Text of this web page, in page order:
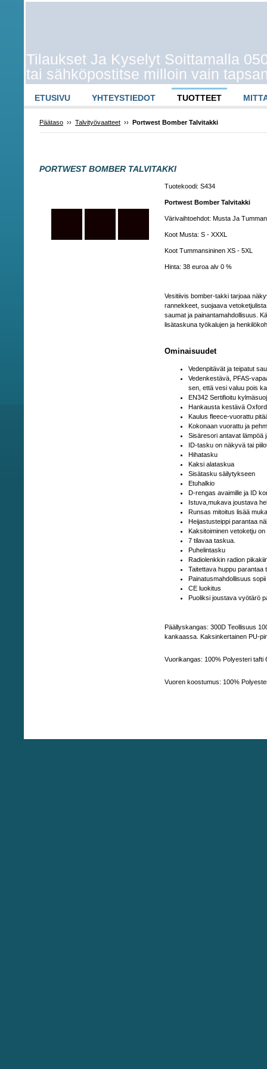
Tilaukset Ja Kyselyt Soittamalla
tai sähköpostitse milloin vain
ETUSIVU YHTEYSTIEDOT TUOTTEET
Päätaso ›› Talvityövaatteet ›› Portwest Bomber Talvitakki
PORTWEST BOMBER TALVITAKKI
Tuotekoodi: S434
Portwest Bomber Talvitakki
Värivaihtoehdot: Musta Ja
Koot Musta: S - XXXL
Koot Tummansininen XS - 5XL
Hinta: 38 euroa alv 0 %
Vesitiivis bomber-takki tarjoaa
rannekkeet, suojaava
saumat ja painantamahdollisuus.
lisätaskuna työkalujen ja
Ominaisuudet
Vedenpitävät ja teipatut
Vedenkestävä, PFAS-
sen, että vesi valuu pois
EN342 Sertifioitu
Hankausta kestävä
Kaulus fleece-vuorattu
Kokonaan vuorattu ja
Sisäresori antavat lämpöä
ID-tasku on näkyvä tai
Hihatasku
Kaksi alataskua
Sisätasku säilytykseen
Etuhalkio
D-rengas avaimille ja ID
Istuva,mukava joustava
Runsas mitoitus lisää
Heijastusteippi parantaa
Kaksitoiminen vetoketju
7 tilavaa taskua.
Puhelintasku
Radiolenkkin radion
Taitettava huppu parantaa
Painatusmahdollisuus
CE luokitus
Puoliksi joustava vyötärö
Päällyskangas: 300D Teollisuus
kankaassa. Kaksinkertainen PU-
Vuorikangas: 100% Polyesteri tafti
Vuoren koostumus: 100%